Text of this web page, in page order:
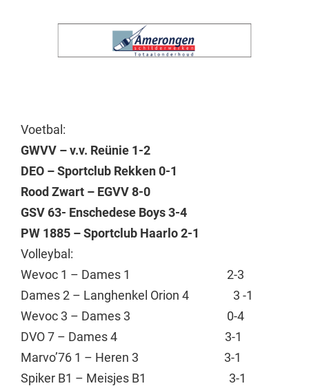
Voetbal:
GWVV – v.v. Reünie 1-2
DEO – Sportclub Rekken 0-1
Rood Zwart – EGVV 8-0
GSV 63- Enschedese Boys 3-4
PW 1885 – Sportclub Haarlo 2-1
Volleybal:
Wevoc 1 – Dames 1 2-3
Dames 2 – Langhenkel Orion 4 3 -1
Wevoc 3 – Dames 3 0-4
DVO 7 – Dames 4 3-1
Marvo’76 1 – Heren 3 3-1
Spiker B1 – Meisjes B1 3-1